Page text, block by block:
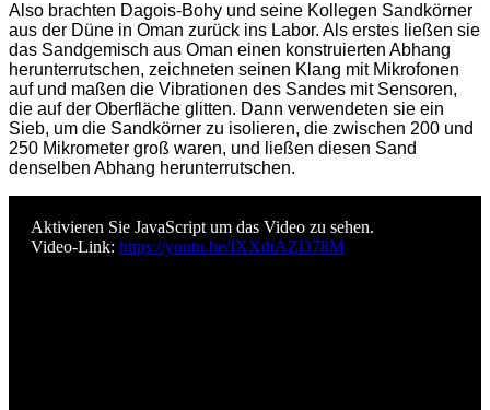
Also brachten Dagois-Bohy und seine Kollegen Sandkörner
aus der Düne in Oman zurück ins Labor. Als erstes ließen sie
das Sandgemisch aus Oman einen konstruierten Abhang
herunterrutschen, zeichneten seinen Klang mit Mikrofonen
auf und maßen die Vibrationen des Sandes mit Sensoren,
die auf der Oberfläche glitten. Dann verwendeten sie ein
Sieb, um die Sandkörner zu isolieren, die zwischen 200 und
250 Mikrometer groß waren, und ließen diesen Sand
denselben Abhang herunterrutschen.
Aktivieren Sie JavaScript um das Video zu sehen.
Video-Link: https://youtu.be/IXXdtAZD78M